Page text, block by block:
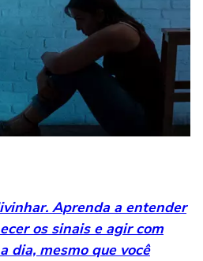
Aprenda a entender
os sinais e agir com
dia, mesmo que você